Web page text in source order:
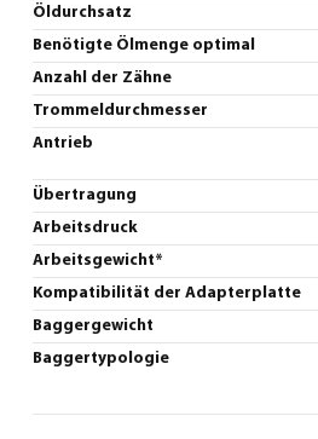
Öldurchsatz
Benötigte Ölmenge optimal
Anzahl der Zähne
Trommeldurchmesser
Antrieb
Übertragung
Arbeitsdruck
Arbeitsgewicht*
Kompatibilität der Adapterplatte
Baggergewicht
Baggertypologie